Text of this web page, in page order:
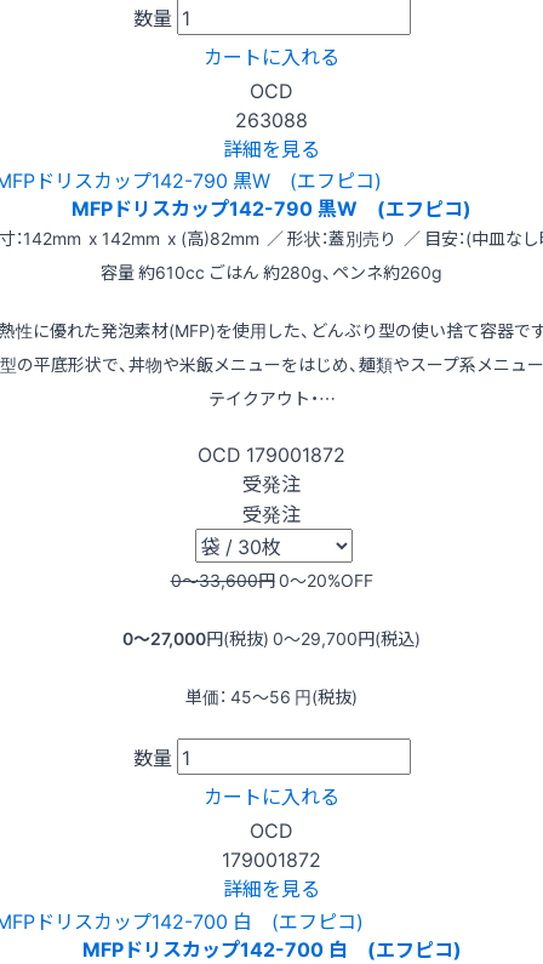
数量
カートに入れる
OCD
263088
詳細を見る
MFPドリスカップ142-790 黒W (エフピコ)
：142mm x 142mm x (高)82mm ／ 形状：蓋別売り ／ 目安：(中皿な
容量 約610cc ごはん 約280g、ペンネ約260g
性に優れた発泡素材(MFP)を使用した、どんぶり型の使い捨て容器で
の平底形状で、丼物や米飯メニューをはじめ、麺類やスープ系メニュ
テイクアウト・…
OCD 179001872
受発注
受発注
0〜33,600円0〜20%OFF
0〜27,000円(税抜) 0〜29,700円(税込)
単価： 45〜56 円(税抜)
数量
カートに入れる
OCD
179001872
詳細を見る
MFPドリスカップ142-700 白 (エフピコ)